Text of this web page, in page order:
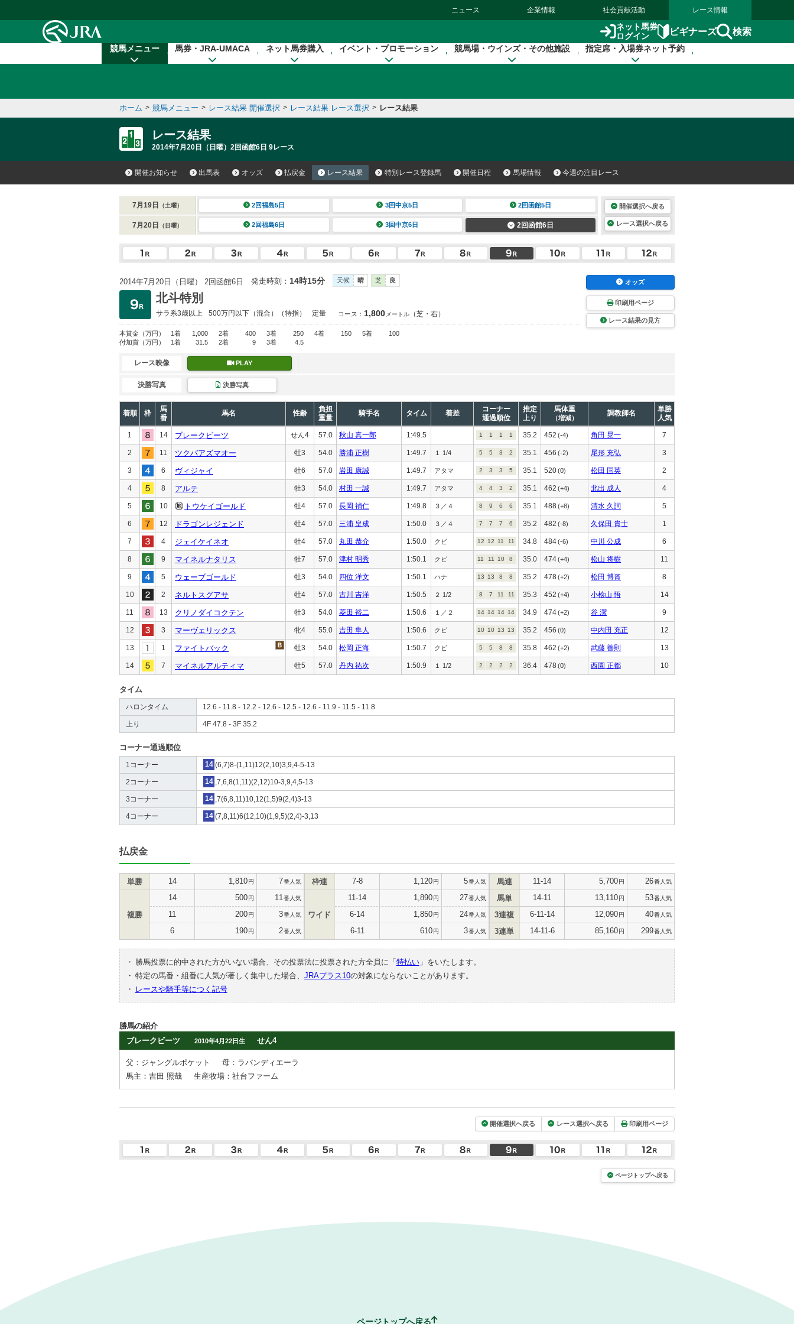
ニュース 企業情報 社会貢献活動 レース情報
ネット馬券
ログイン
ビギナーズ 検索
競馬メニュー 馬券・JRA-UMACA ネット馬券購入 イベント・プロモーション 競馬場・ウインズ・その他施設 指定席・入場券ネット予約
ホーム > 競馬メニュー > レース結果 開催選択 > レース結果 レース選択 > レース結果
レース結果
2014年7月20日（日曜）2回函館6日 9レース
開催お知らせ 出馬表 オッズ 払戻金 レース結果 特別レース登録馬 開催日程 馬場情報 今週の注目レース
7月19日 （土曜） 2回福島5日 3回中京5日 2回函館5日
7月20日 （日曜） 2回福島6日 3回中京6日 2回函館6日
開催選択へ戻る
レース選択へ戻る
2014年7月20日（日曜） 2回函館6日 発走時刻： 14時15分 天候 晴 芝 良
北斗特別
サラ系3歳以上 500万円以下 （混合）（特指） 定量 コース： 1,800 メートル （芝・右）
本賞金 （万円） 1着 1,000 2着 400 3着 250 4着 150 5着
100
付加賞 （万円） 1着 31.5 2着 9 3着 4.5
オッズ
印刷用ページ
レース結果の見方
レース映像 PLAY
決勝写真 決勝写真
着順 枠
馬
番
馬名 性齢
負担
重量
騎手名 タイム 着差
コーナー
通過順位
推定
上り
馬体重
（増減）
調教師名
単勝
人気
1 14 ブレークビーツ せん4 57.0 秋山 真一郎 1:49.5 1 1 1 1 35.2 452 (-4) 角田 晃一 7
2 11 ツクバアズマオー 牡3 54.0 勝浦 正樹 1:49.7 １ 1/4 5 5 3 2 35.1 456 (-2) 尾形 充弘 3
3 6 ヴィジャイ 牡6 57.0 岩田 康誠 1:49.7 アタマ 2 3 3 5 35.1 520(0) 松田 国英 2
4 8 アルテ 牡3 54.0 村田 一誠 1:49.7 アタマ 4 4 3 2 35.1 462 (+4) 北出 成人 4
5 10 トウケイゴールド 牡4 57.0 長岡 禎仁 1:49.8 ３／４ 8 9 6 6 35.1 488(+8) 清水 久詞 5
6 12 ドラゴンレジェンド 牡4 57.0 三浦 皇成 1:50.0 ３／４ 7 7 7 6 35.2 482 (-8) 久保田 貴士 1
7 4 ジェイケイネオ 牡4 57.0 丸田 恭介 1:50.0 クビ 12 12 11 11 34.8 484(-6) 中川 公成 6
8 9 マイネルナタリス 牡7 57.0 津村 明秀 1:50.1 クビ 11 11 10 8 35.0 474(+4) 松山 将樹 11
9 5 ウェーブゴールド 牡3 54.0 四位 洋文 1:50.1 ハナ 13 13 8 8 35.2 478(+2) 松田 博資 8
10 2 ネルトスグアサ 牡4 57.0 古川 吉洋 1:50.5 ２ 1/2 8 7 11 11 35.3 452 (+4) 小桧山 悟 14
11 13 クリノダイコクテン 牡3 54.0 菱田 裕二 1:50.6 １／２ 14 14 14 14 34.9 474(+2) 谷 潔 9
12 3 マーヴェリックス 牝4 55.0 吉田 隼人 1:50.6 クビ 10 10 13 13 35.2 456 (0) 中内田 充正 12
13 1 ファイトバック 牡3 54.0 松岡 正海 1:50.7 クビ 5 5 8 8 35.8 462 (+2) 武藤 善則 13
14 7 マイネルアルティマ 牡5 57.0 丹内 祐次 1:50.9 １ 1/2 2 2 2 2 36.4 478 (0) 西園 正都 10
タイム
ハロンタイム 12.6 - 11.8 - 12.2 - 12.6 - 12.5 - 12.6 - 11.9 - 11.5 - 11.8
上り 4F 47.8 - 3F 35.2
コーナー通過順位
1コーナー 14 (6,7)8-(1,11)12(2,10)3,9,4-5-13
2コーナー 14 ,7,6,8(1,11)(2,12)10-3,9,4,5-13
3コーナー 14 ,7(6,8,11)10,12(1,5)9(2,4)3-13
4コーナー 14 (7,8,11)6(12,10)(1,9,5)(2,4)-3,13
払戻金
単勝 14 1,810円 7番人気
複勝
14 500円 11 番人気
11 200円 3番人気
6 190円 2番人気
枠連 7-8 1,120円 5番人気
ワイド
11-14 1,890円 27番人気
6-14 1,850円 24番人気
6-11 610円 3番人気
馬連 11-14 5,700円 26番人気
馬単 14-11 13,110円 53番人気
3連複 6-11-14 12,090円 40番人気
3連単 14-11-6 85,160円 299番人気
・ 勝馬投票に的中された方がいない場合、その投票法に投票された方全員に「 特払い」をいたします。
・ 特定の馬番・組番に人気が著しく集中した場合、 JRAプラス10の対象にならないことがあります。
・
レースや騎手等につく記号
勝馬の紹介
ブレークビーツ
2010年4月22日生 せん4
父：ジャングルポケット
母：ラバンディエーラ
馬主：吉田 照哉
生産牧場：社台ファーム
開催選択へ戻る レース選択へ戻る 印刷用ページ
ページトップへ戻る
ページトップへ戻る